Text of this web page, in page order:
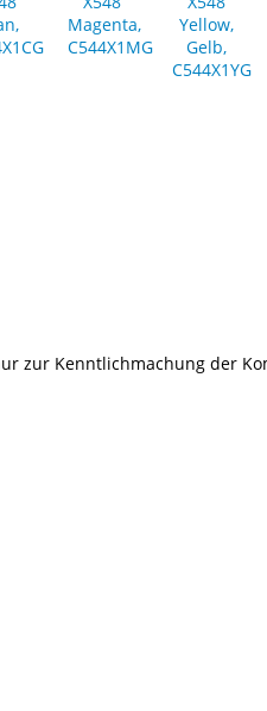
zur Kenntlichmachung der